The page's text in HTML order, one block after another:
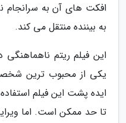
افکت های آن به سرانجام
به بیننده منتقل می کند.
این فیلم ریتم
یکی از محبوب ترین
ایده پشت این فیلم
تا حد ممکن است. اما